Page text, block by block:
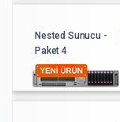
Nested Sunucu -
Paket 4